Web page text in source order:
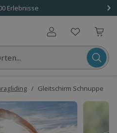
Erlebnisse
Benutzerkonto
/ Gleitschirm